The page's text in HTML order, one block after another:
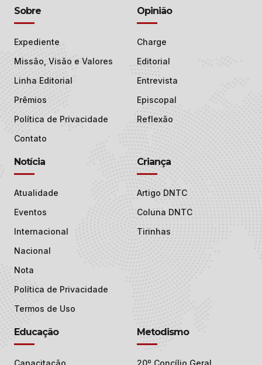
Sobre
Expediente
Missão, Visão e Valores
Linha Editorial
Prêmios
Política de Privacidade
Contato
Opinião
Charge
Editorial
Entrevista
Episcopal
Reflexão
Notícia
Atualidade
Eventos
Internacional
Nacional
Nota
Política de Privacidade
Termos de Uso
Criança
Artigo DNTC
Coluna DNTC
Tirinhas
Educação
Capacitação
Metodismo
20º Concílio Geral